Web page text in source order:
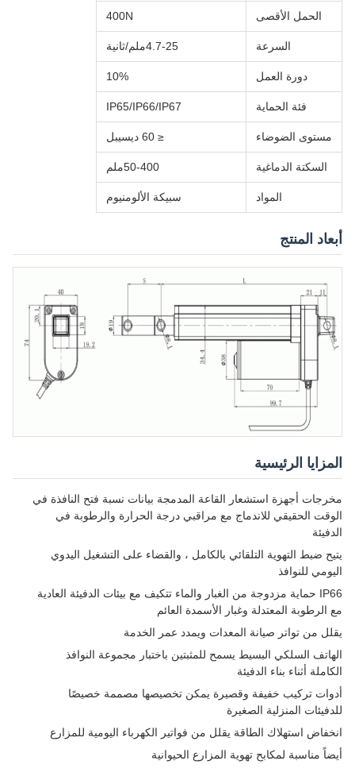
الحمل الأقصى 400N
السرعة 4.7-25ملم/ثانية
دورة العمل 10%
فئة الحماية IP65/IP66/IP67
مستوى الضوضاء ≤ 60 ديسيبل
السكتة الدماغية 50-400ملم
المواد سبيكة الألومنيوم
أبعاد المنتج
المزايا الرئيسية
مخرجات أجهزة استشعار القاعة المدمجة بيانات نسبة فتح النافذة في
الوقت الحقيقي للاندماج مع مراقبي درجة الحرارة والرطوبة في
الدفيئة
يتيح ضبط التهوية التلقائي بالكامل ، والقضاء على التشغيل اليدوي
اليومي للنوافذ
IP66 حماية مزدوجة من الغبار والماء تتكيف مع بيئات الدفيئة العادية
مع الرطوبة المعتدلة وغبار الأسمدة العائم
يقلل من تواتر صيانة المعدات ويمدد عمر الخدمة
الهاتف السلكي البسيط يسمح للمثبتين باختبار مجموعة النوافذ
الكاملة أثناء بناء الدفيئة
أدوات تركيب خفيفة وقصيرة يمكن تخصيصها مصممة خصيصًا
للدفيئات المنزلية الصغيرة
انخفاض استهلاك الطاقة يقلل من فواتير الكهرباء اليومية للمزارع
أيضاً مناسبة لمكابح تهوية المزارع الحيوانية